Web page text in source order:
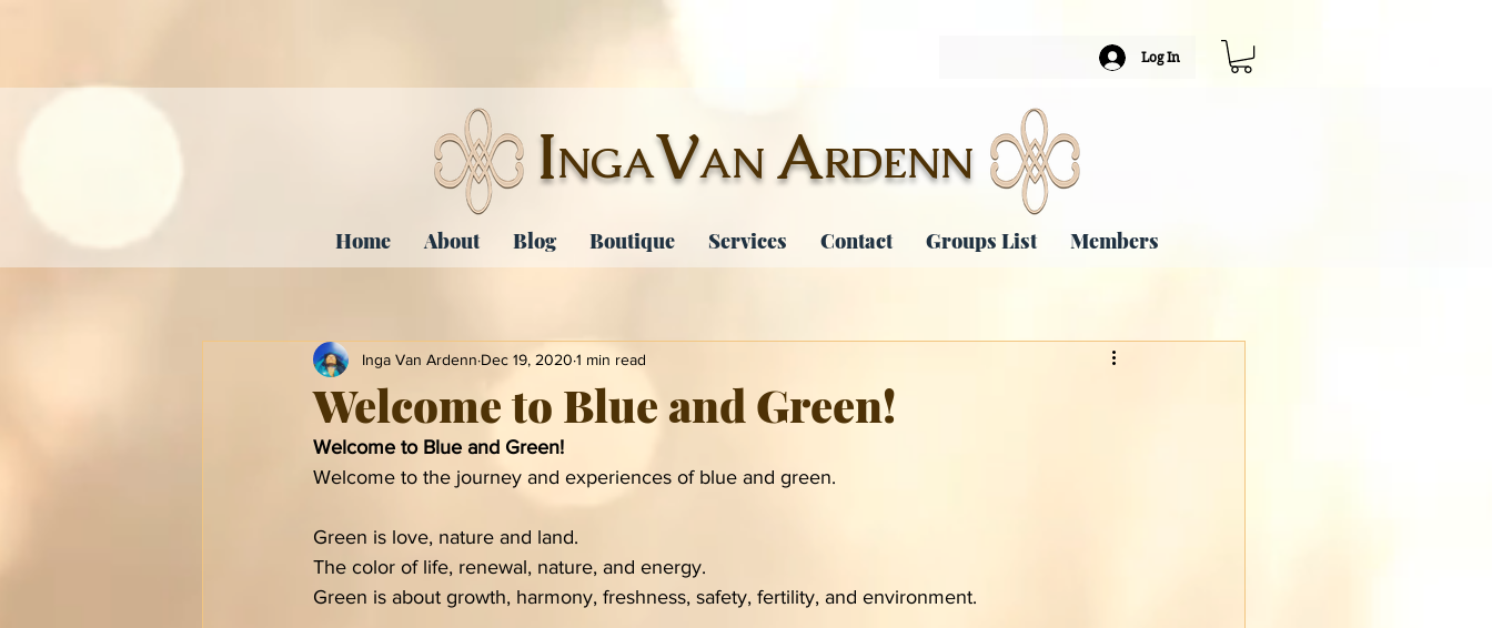
Log In
INGAVAN ARDENN
Home About Blog Boutique Services Contact Groups List Members
Welcome to Blue and Green!
Inga Van Ardenn Dec 19, 2020 1 min read
Welcome to Blue and Green!
Welcome to the journey and experiences of blue and green.
Green is love, nature and land.
The color of life, renewal, nature, and energy.
Green is about growth, harmony, freshness, safety, fertility, and environment.